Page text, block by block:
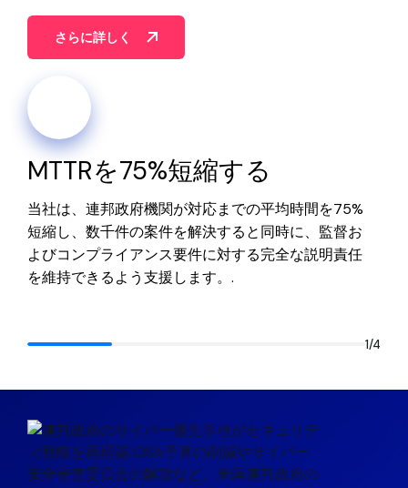
さらに詳しく
MTTRを75%短縮する
当社は、連邦政府機関が対応までの平均時間を75%
短縮し、数千件の案件を解決すると同時に、監督お
よびコンプライアンス要件に対する完全な説明責任
を維持できるよう支援します。.
1/4